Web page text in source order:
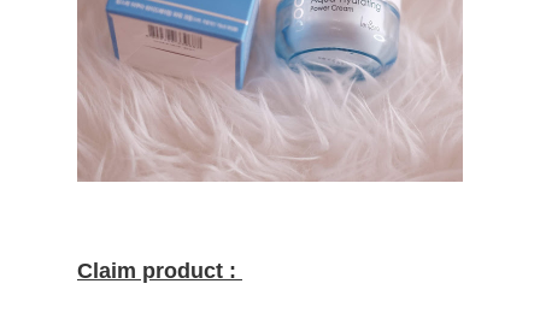
Claim product :